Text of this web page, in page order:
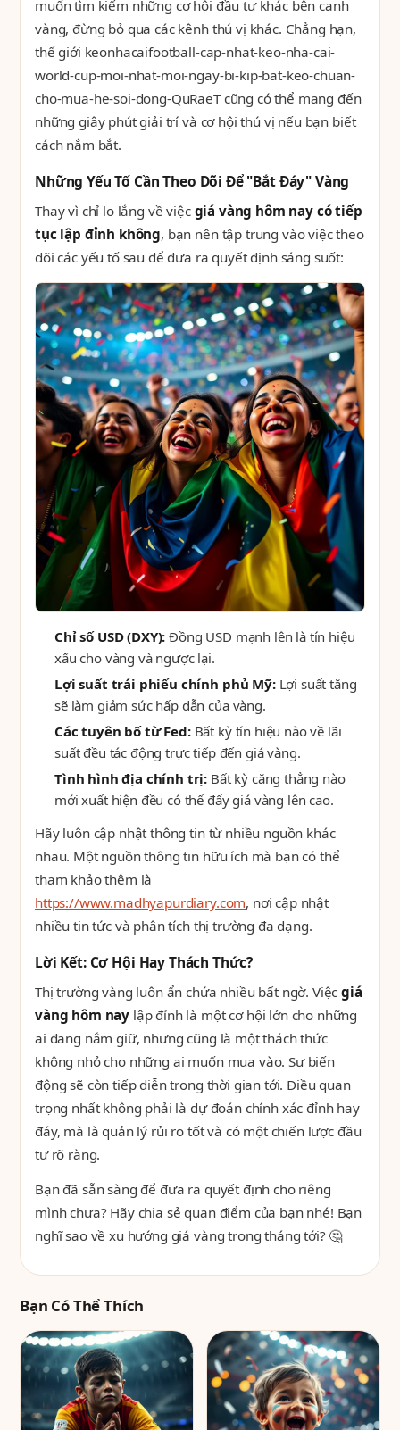
muốn tìm kiếm những cơ hội đầu tư khác bên cạnh
vàng, đừng bỏ qua các kênh thú vị khác. Chẳng hạn,
thế giới keonhacaifootball-cap-nhat-keo-nha-cai-
world-cup-moi-nhat-moi-ngay-bi-kip-bat-keo-chuan-
cho-mua-he-soi-dong-QuRaeT cũng có thể mang đến
những giây phút giải trí và cơ hội thú vị nếu bạn biết
cách nắm bắt.
Những Yếu Tố Cần Theo Dõi Để "Bắt Đáy" Vàng
Thay vì chỉ lo lắng về việc giá vàng hôm nay có tiếp
tục lập đỉnh không, bạn nên tập trung vào việc theo
dõi các yếu tố sau để đưa ra quyết định sáng suốt:
Chỉ số USD (DXY): Đồng USD mạnh lên là tín hiệu
xấu cho vàng và ngược lại.
Lợi suất trái phiếu chính phủ Mỹ:Lợi suất tăng
sẽ làm giảm sức hấp dẫn của vàng.
Các tuyên bố từ Fed:Bất kỳ tín hiệu nào về lãi
suất đều tác động trực tiếp đến giá vàng.
Tình hình địa chính trị: Bất kỳ căng thẳng nào
mới xuất hiện đều có thể đẩy giá vàng lên cao.
Hãy luôn cập nhật thông tin từ nhiều nguồn khác
nhau. Một nguồn thông tin hữu ích mà bạn có thể
tham khảo thêm là
https://www.madhyapurdiary.com, nơi cập nhật
nhiều tin tức và phân tích thị trường đa dạng.
Lời Kết: Cơ Hội Hay Thách Thức?
Thị trường vàng luôn ẩn chứa nhiều bất ngờ. Việcgiá
vàng hôm nay lập đỉnh là một cơ hội lớn cho những
ai đang nắm giữ, nhưng cũng là một thách thức
không nhỏ cho những ai muốn mua vào. Sự biến
động sẽ còn tiếp diễn trong thời gian tới. Điều quan
trọng nhất không phải là dự đoán chính xác đỉnh hay
đáy, mà là quản lý rủi ro tốt và có một chiến lược đầu
tư rõ ràng.
Bạn đã sẵn sàng để đưa ra quyết định cho riêng
mình chưa? Hãy chia sẻ quan điểm của bạn nhé! Bạn
nghĩ sao về xu hướng giá vàng trong tháng tới? 🤔
Bạn Có Thể Thích